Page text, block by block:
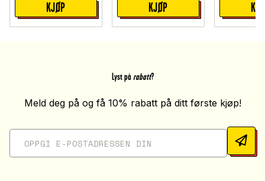
KJØP KJØP
Lyst på rabatt?
Meld deg på og få 10% rabatt på ditt første kjøp!